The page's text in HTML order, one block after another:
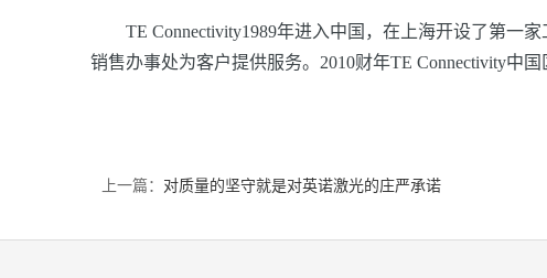
TE Connectivity1989年进入中国，在上海开设了第一家
销售办事处为客户提供服务。2010财年TE Connectivity中
上一篇： 对质量的坚守就是对英诺激光的庄严承诺